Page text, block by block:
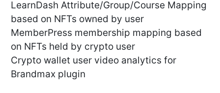
LearnDash Attribute/Group/Course Mapping
based on NFTs owned by user
MemberPress membership mapping based
on NFTs held by crypto user
Crypto wallet user video analytics for
Brandmax plugin